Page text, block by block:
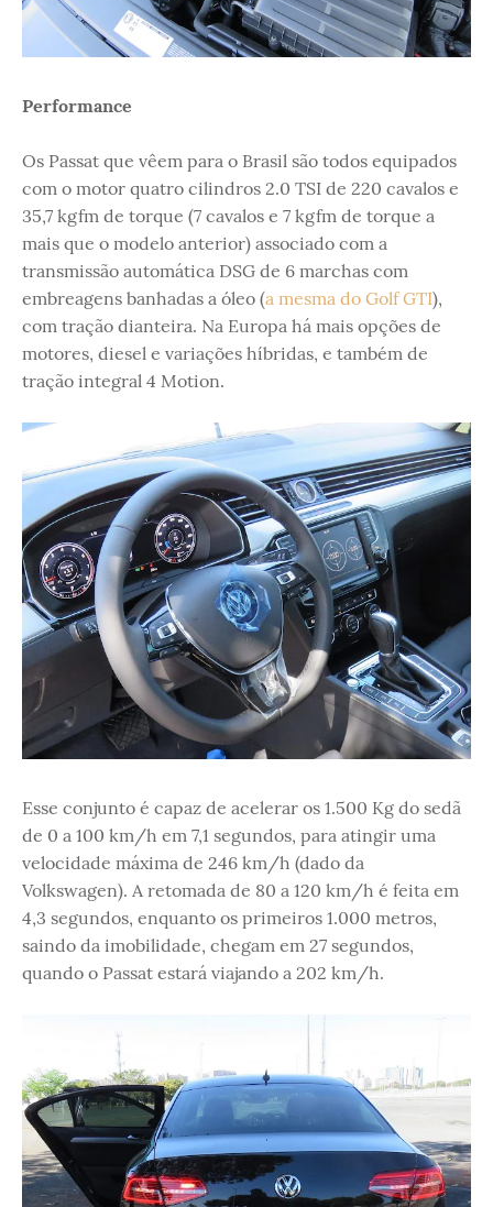
Performance
Os Passat que vêem para o Brasil são todos equipados
com o motor quatro cilindros 2.0 TSI de 220 cavalos e
35,7 kgfm de torque (7 cavalos e 7 kgfm de torque a
mais que o modelo anterior) associado com a
transmissão automática DSG de 6 marchas com
embreagens banhadas a óleo (a mesma do Golf GTI),
com tração dianteira. Na Europa há mais opções de
motores, diesel e variações híbridas, e também de
tração integral 4 Motion.
Esse conjunto é capaz de acelerar os 1.500 Kg do sedã
de 0 a 100 km/h em 7,1 segundos, para atingir uma
velocidade máxima de 246 km/h (dado da
Volkswagen). A retomada de 80 a 120 km/h é feita em
4,3 segundos, enquanto os primeiros 1.000 metros,
saindo da imobilidade, chegam em 27 segundos,
quando o Passat estará viajando a 202 km/h.